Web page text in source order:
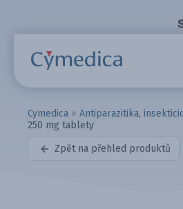
Cymedica » Antiparazitika,
250 mg tablety
Zpět na přehled produktů